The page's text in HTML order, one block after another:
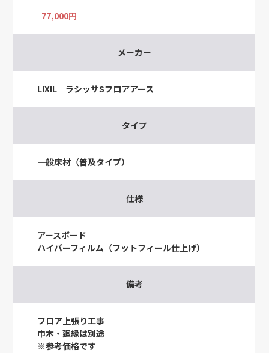
77,000円
メーカー
LIXIL ラシッサSフロアアース
タイプ
一般床材（普及タイプ）
仕様
アースボード
ハイパーフィルム（フットフィール仕上げ）
備考
フロア上張り工事
巾木・廻縁は別途
※参考価格です